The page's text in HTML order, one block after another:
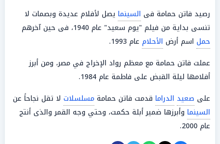
رصيد فاتن حمامة فى السينما يصل لأفلام عديدة وبصمات لا
تنسى بداية من فيلم "يوم سعيد" عام 1940، فى حين آخرهم
حمل اسم أرض الأحلام عام 1993.
عملت فاتن حمامة مع معظم رواد الإخراج في مصر، ومن أبرز
أفلامها ليلة القبض على فاطمة عام 1984.
على صعيد الدراما قدمت فاتن حمامة مسلسلات لا تقل نجاحاً عن
السينما وأبرزها ضمير أبلة حكمت، وحتي وجه القمر والذى أنتج
عام 2000.